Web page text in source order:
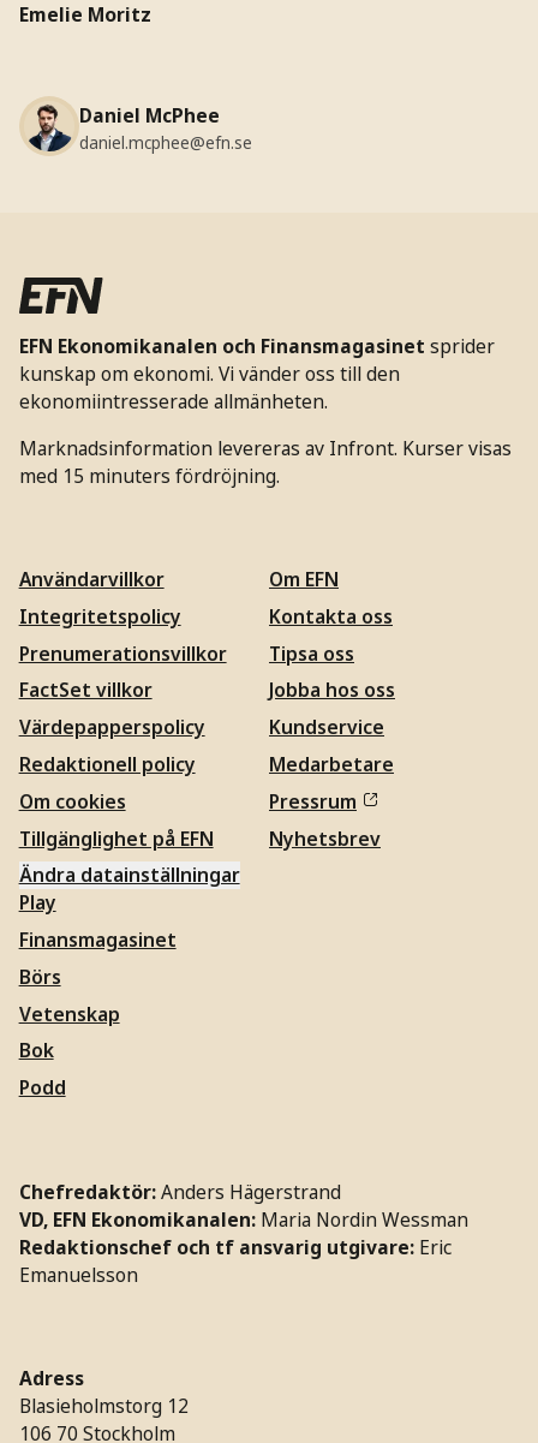
Emelie Moritz
Daniel McPhee
daniel.mcphee@efn.se
EFN Ekonomikanalen och Finansmagasinet sprider
kunskap om ekonomi. Vi vänder oss till den
ekonomiintresserade allmänheten.
Marknadsinformation levereras av Infront. Kurser visas
med 15 minuters fördröjning.
Användarvillkor
Integritetspolicy
Prenumerationsvillkor
FactSet villkor
Värdepapperspolicy
Redaktionell policy
Om cookies
Tillgänglighet på EFN
Ändra datainställningar
Om EFN
Kontakta oss
Tipsa oss
Jobba hos oss
Kundservice
Medarbetare
Pressrum
Nyhetsbrev
Play
Finansmagasinet
Börs
Vetenskap
Bok
Podd
Chefredaktör:Anders Hägerstrand
VD, EFN Ekonomikanalen: Maria Nordin Wessman
Redaktionschef och tf ansvarig utgivare: Eric
Emanuelsson
Adress
Blasieholmstorg 12
106 70 Stockholm